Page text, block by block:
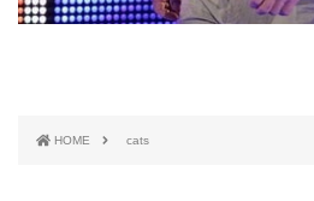
HOME cats